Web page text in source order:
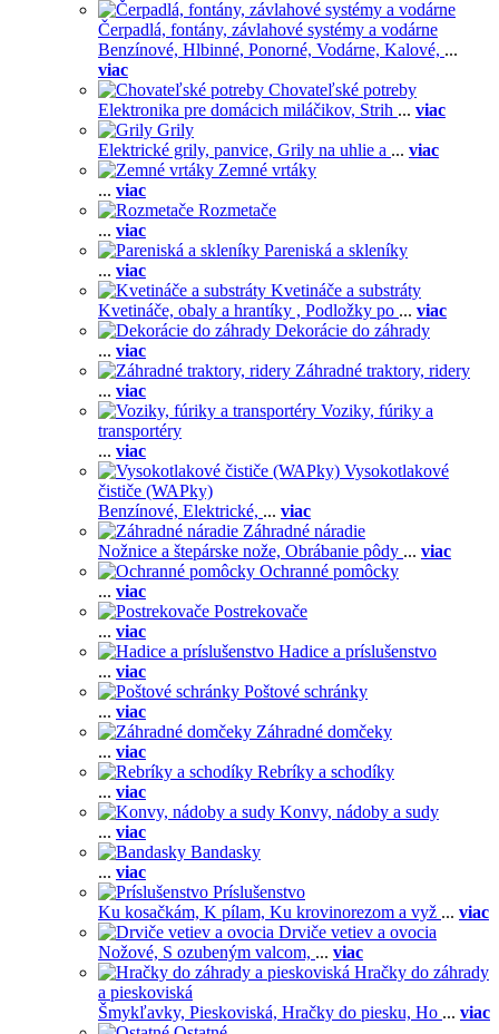
Čerpadlá, fontány, závlahové systémy a vodárne
Benzínové, Hlbinné, Ponorné, Vodárne, Kalové, ...
viac
Chovateľské potreby
Elektronika pre domácich miláčikov, Strih ... viac
Grily
Elektrické grily, panvice, Grily na uhlie a ... viac
Zemné vrtáky
... viac
Rozmetače
... viac
Pareniská a skleníky
... viac
Kvetináče a substráty
Kvetináče, obaly a hrantíky , Podložky po ... viac
Dekorácie do záhrady
... viac
Záhradné traktory, ridery
... viac
Voziky, fúriky a
transportéry
... viac
Vysokotlakové
čističe (WAPky)
Benzínové, Elektrické, ... viac
Záhradné náradie
Nožnice a štepárske nože, Obrábanie pôdy ... viac
Ochranné pomôcky
... viac
Postrekovače
... viac
Hadice a príslušenstvo
... viac
Poštové schránky
... viac
Záhradné domčeky
... viac
Rebríky a schodíky
... viac
Konvy, nádoby a sudy
... viac
Bandasky
... viac
Príslušenstvo
Ku kosačkám, K pílam, Ku krovinorezom a vyž ... viac
Drviče vetiev a ovocia
Nožové, S ozubeným valcom, ... viac
Hračky do záhrady
a pieskoviská
Šmykľavky, Pieskoviská, Hračky do piesku, Ho ... viac